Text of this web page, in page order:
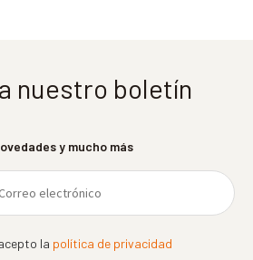
nuestro boletín
y mucho más
la política de privacidad